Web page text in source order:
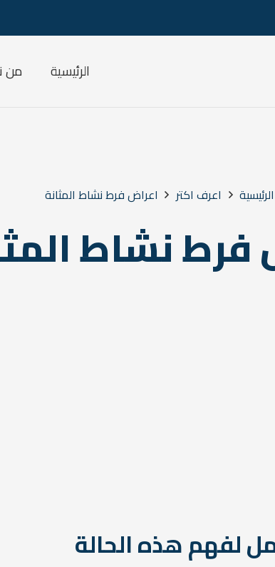
الرئيسية من
الرئيسية اعرف اكتر اعراض فرط نشاط المثانة
فرط نشاط
لفهم هذه الحالة